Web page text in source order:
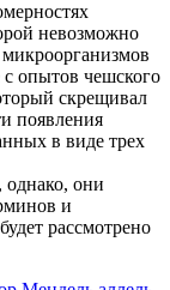
невозможно
опытов чешского
скрещивал
появления
в виде трех
однако, они
и
рассмотрено